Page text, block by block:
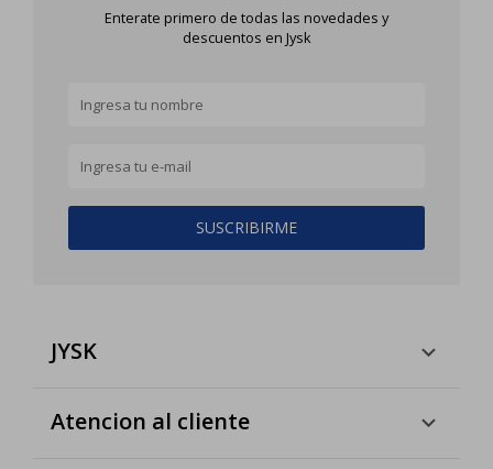
Enterate primero de todas las novedades y
descuentos en Jysk
SUSCRIBIRME
JYSK
Atencion al cliente